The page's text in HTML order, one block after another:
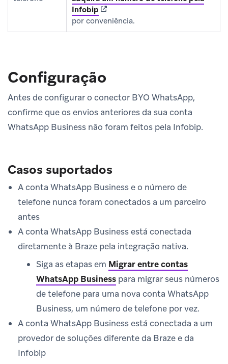
Infobip (opens in new tab)
por conveniência.
Configuração
Antes de configurar o conector BYO WhatsApp,
confirme que os envios anteriores da sua conta
WhatsApp Business não foram feitos pela Infobip.
Casos suportados
A conta WhatsApp Business e o número de
telefone nunca foram conectados a um parceiro
antes
A conta WhatsApp Business está conectada
diretamente à Braze pela integração nativa.
Siga as etapas em Migrar entre contas
WhatsApp Business para migrar seus números
de telefone para uma nova conta WhatsApp
Business, um número de telefone por vez.
A conta WhatsApp Business está conectada a um
provedor de soluções diferente da Braze e da
Infobip